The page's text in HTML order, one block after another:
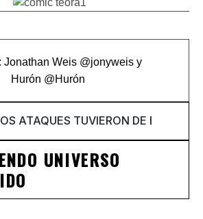
Jonathan Weis @jonyweisy
Hurón @Hurón
UNIVERSO